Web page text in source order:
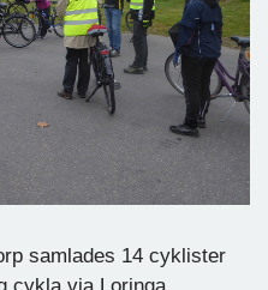
samlades 14 cyklister